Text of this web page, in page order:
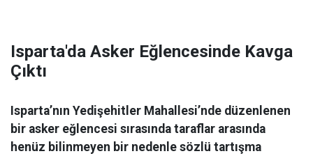
Isparta'da Asker Eğlencesinde Kavga
Çıktı
Isparta’nın Yedişehitler Mahallesi’nde düzenlenen
bir asker eğlencesi sırasında taraflar arasında
henüz bilinmeyen bir nedenle sözlü tartışma